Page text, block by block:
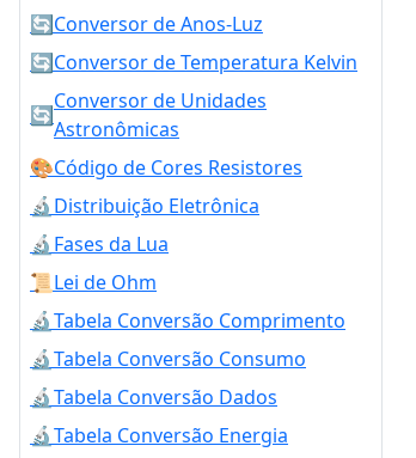
🔄Conversor de Anos-Luz
🔄Conversor de Temperatura Kelvin
🔄
Conversor de Unidades
Astronômicas
🎨Código de Cores Resistores
🔬 Distribuição Eletrônica
🔬 Fases da Lua
📜Lei de Ohm
🔬Tabela Conversão Comprimento
🔬Tabela Conversão Consumo
🔬Tabela Conversão Dados
🔬Tabela Conversão Energia